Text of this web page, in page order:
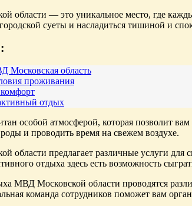
области — это уникальное место, где
суеты и насладиться тишиной и
Московская область
проживания
отдых
особой атмосферой, которая позволит
и проводить время на свежем воздухе.
предлагает различные услуги для
отдыха здесь есть возможность
МВД Московской области проводятся
команда сотрудников поможет вам